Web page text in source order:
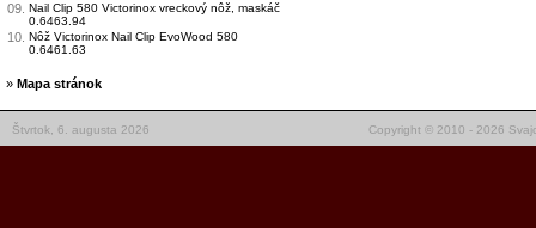
09. Nail Clip 580 Victorinox vreckový nôž, maskáč
0.6463.94
10. Nôž Victorinox Nail Clip EvoWood 580
0.6461.63
» Mapa stránok
Štvrtok, 6. augusta 2026 Copyright © 2010 - 2026